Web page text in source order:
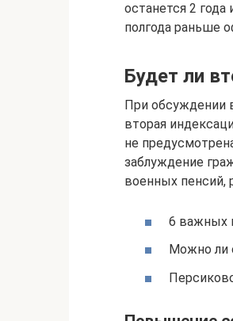
останется 2
полгода раньше
Будет ли
При обсуждении
вторая
не
заблуждение
военных пенсий,
6 важных
Можно ли